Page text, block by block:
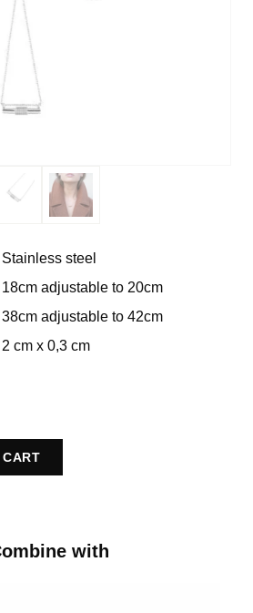
Stainless steel
18cm adjustable to 20cm
38cm adjustable to 42cm
2 cm x 0,3 cm
CART
with